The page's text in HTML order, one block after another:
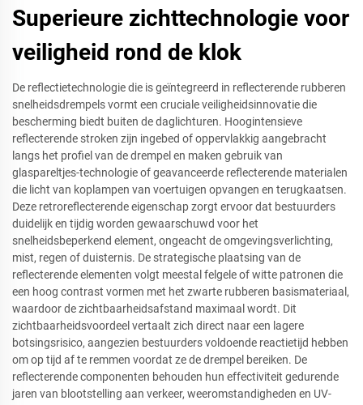
Superieure zichttechnologie voor
veiligheid rond de klok
De reflectietechnologie die is geïntegreerd in reflecterende rubberen
snelheidsdrempels vormt een cruciale veiligheidsinnovatie die
bescherming biedt buiten de daglichturen. Hoogintensieve
reflecterende stroken zijn ingebed of oppervlakkig aangebracht
langs het profiel van de drempel en maken gebruik van
glaspareltjes-technologie of geavanceerde reflecterende materialen
die licht van koplampen van voertuigen opvangen en terugkaatsen.
Deze retroreflecterende eigenschap zorgt ervoor dat bestuurders
duidelijk en tijdig worden gewaarschuwd voor het
snelheidsbeperkend element, ongeacht de omgevingsverlichting,
mist, regen of duisternis. De strategische plaatsing van de
reflecterende elementen volgt meestal felgele of witte patronen die
een hoog contrast vormen met het zwarte rubberen basismateriaal,
waardoor de zichtbaarheidsafstand maximaal wordt. Dit
zichtbaarheidsvoordeel vertaalt zich direct naar een lagere
botsingsrisico, aangezien bestuurders voldoende reactietijd hebben
om op tijd af te remmen voordat ze de drempel bereiken. De
reflecterende componenten behouden hun effectiviteit gedurende
jaren van blootstelling aan verkeer, weeromstandigheden en UV-